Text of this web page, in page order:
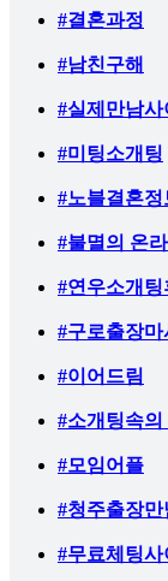
#결혼과정
#남친구해
#실제만남사
#미팅소개팅
#노블결혼정
#불멸의 온
#연우소개팅
#구로출장마
#이어드림
#소개팅속의
#모임어플
#청주출장만
#무료체팅사